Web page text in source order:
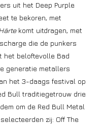
uit het Deep Purple
te bekoren, met
komt uitdragen, met
die de punkers
het beloftevolle Bad
generatie metallers
het 3-daags festival op
Bull traditiegetrouw drie
om de Red Bull Metal
zij: Off The